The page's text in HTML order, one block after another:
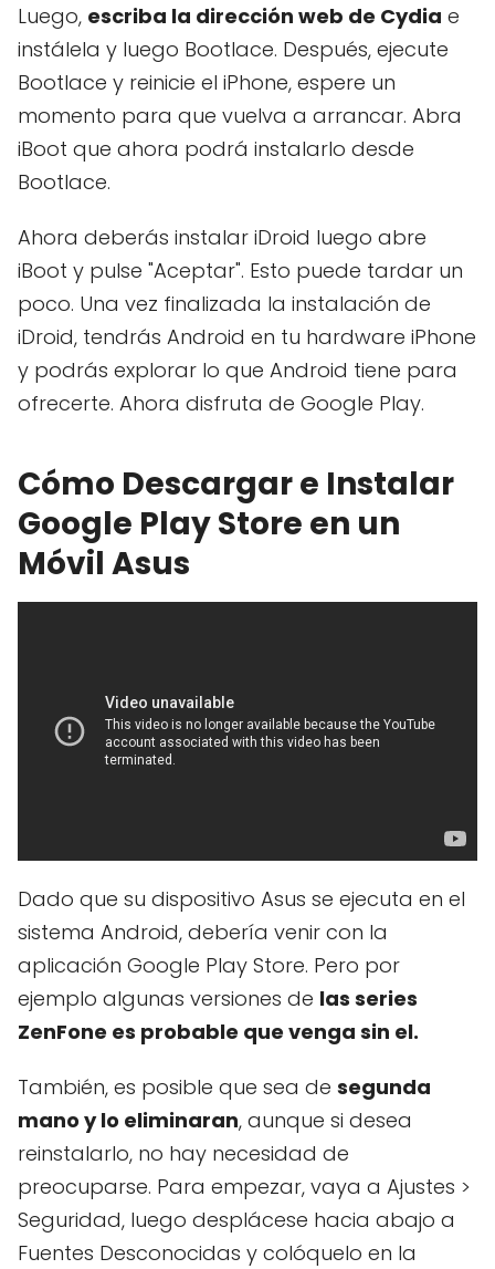
Luego, escriba la dirección web de Cydia e
instálela y luego Bootlace. Después, ejecute
Bootlace y reinicie el iPhone, espere un
momento para que vuelva a arrancar. Abra
iBoot que ahora podrá instalarlo desde
Bootlace.
Ahora deberás instalar iDroid luego abre
iBoot y pulse "Aceptar". Esto puede tardar un
poco. Una vez finalizada la instalación de
iDroid, tendrás Android en tu hardware iPhone
y podrás explorar lo que Android tiene para
ofrecerte. Ahora disfruta de Google Play.
Cómo Descargar e Instalar
Google Play Store en un
Móvil Asus
Dado que su dispositivo Asus se ejecuta en el
sistema Android, debería venir con la
aplicación Google Play Store. Pero por
ejemplo algunas versiones de las series
ZenFone es probable que venga sin el.
También, es posible que sea de segunda
mano y lo eliminaran, aunque si desea
reinstalarlo, no hay necesidad de
preocuparse. Para empezar, vaya a Ajustes >
Seguridad, luego desplácese hacia abajo a
Fuentes Desconocidas y colóquelo en la